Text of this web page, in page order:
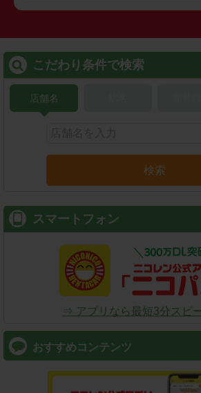
こだわり条件で検索
店舗名
検索
スマートフォン
⇒ アプリなら最短3分スピ
おすすめコンテンツ